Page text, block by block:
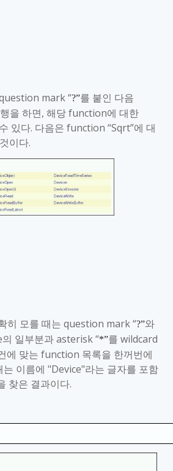
mark“?”를 붙인 다음
을 하면, 해당function에 대한
있다. 다음은 function “Sqrt”에 대
이다.
히 모를 때는 question mark“?”와
의 일부분과asterisk“*”를 wildcard
에 맞는 function 목록을 한꺼번에
는 이름에 "Device"라는 글자를 포함
찾은 결과이다.